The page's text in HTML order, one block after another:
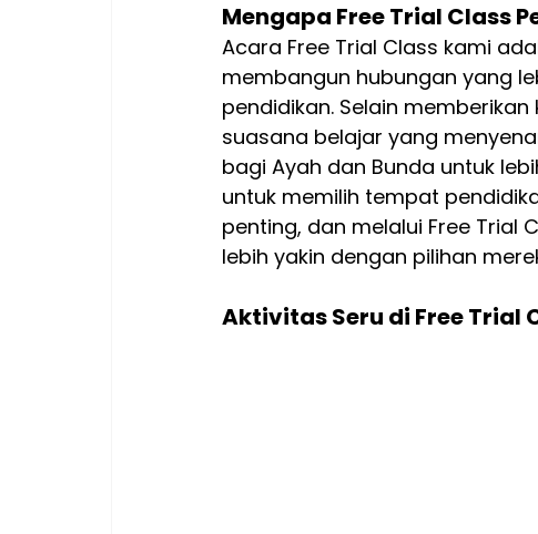
Mengapa Free Trial Class
Acara Free Trial Class kami
membangun hubungan yang
pendidikan. Selain
suasana belajar yang
bagi Ayah dan Bunda untuk
untuk memilih tempat
penting, dan melalui Free
lebih yakin dengan pilihan
Aktivitas Seru di Free Trial